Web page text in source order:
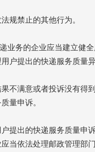
规禁止的其他行为。
业务的企业应当建立健
户提出的快递服务质量异
不满意或者投诉没有得
量申诉。
提出的快递服务质量申
当依法处理邮政管理部